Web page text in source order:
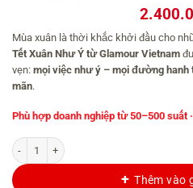
Mùa xuân là thời khắc khởi đầu cho
Tết Xuân Như Ý từ Glamour Vietnam
vẹn: mọi việc như ý – mọi đường hanh
mãn.
Phù hợp doanh nghiệp từ 50–500 suất
Hộp Quà Tết Xuân Như Ý - Khởi Đầu
Thêm vào